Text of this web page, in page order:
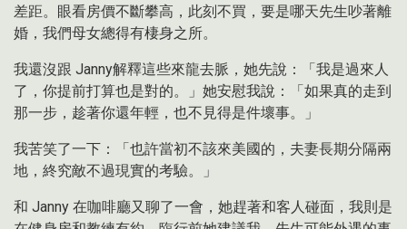
差距。眼看房價不斷攀高，此刻不買，要是哪天先生吵著離
婚，我們母女總得有棲身之所。
我還沒跟 Janny解釋這些來龍去脈，她先說：「我是過來人
了，你提前打算也是對的。」她安慰我說：「如果真的走到
那一步，趁著你還年輕，也不見得是件壞事。」
我苦笑了一下：「也許當初不該來美國的，夫妻長期分隔兩
地，終究敵不過現實的考驗。」
和 Janny 在咖啡廳又聊了一會，她趕著和客人碰面，我則是